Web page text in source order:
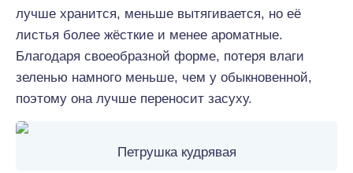
лучше хранится, меньше вытягивается, но её
листья более жёсткие и менее ароматные.
Благодаря своеобразной форме, потеря влаги
зеленью намного меньше, чем у обыкновенной,
поэтому она лучше переносит засуху.
Петрушка кудрявая